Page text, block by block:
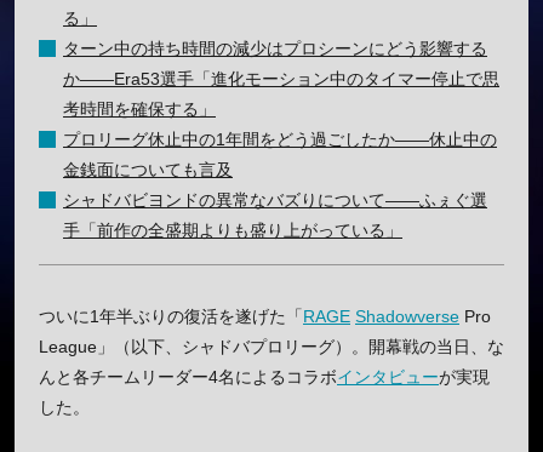
る」
ターン中の持ち時間の減少はプロシーンにどう影響する
か——Era53選手「進化モーション中のタイマー停止で思
考時間を確保する」
プロリーグ休止中の1年間をどう過ごしたか——休止中の
金銭面についても言及
シャドバビヨンドの異常なバズりについて——ふぇぐ選
手「前作の全盛期よりも盛り上がっている」
ついに1年半ぶりの復活を遂げた「RAGE Shadowverse Pro
League」（以下、シャドバプロリーグ）。開幕戦の当日、な
んと各チームリーダー4名によるコラボインタビューが実現
した。